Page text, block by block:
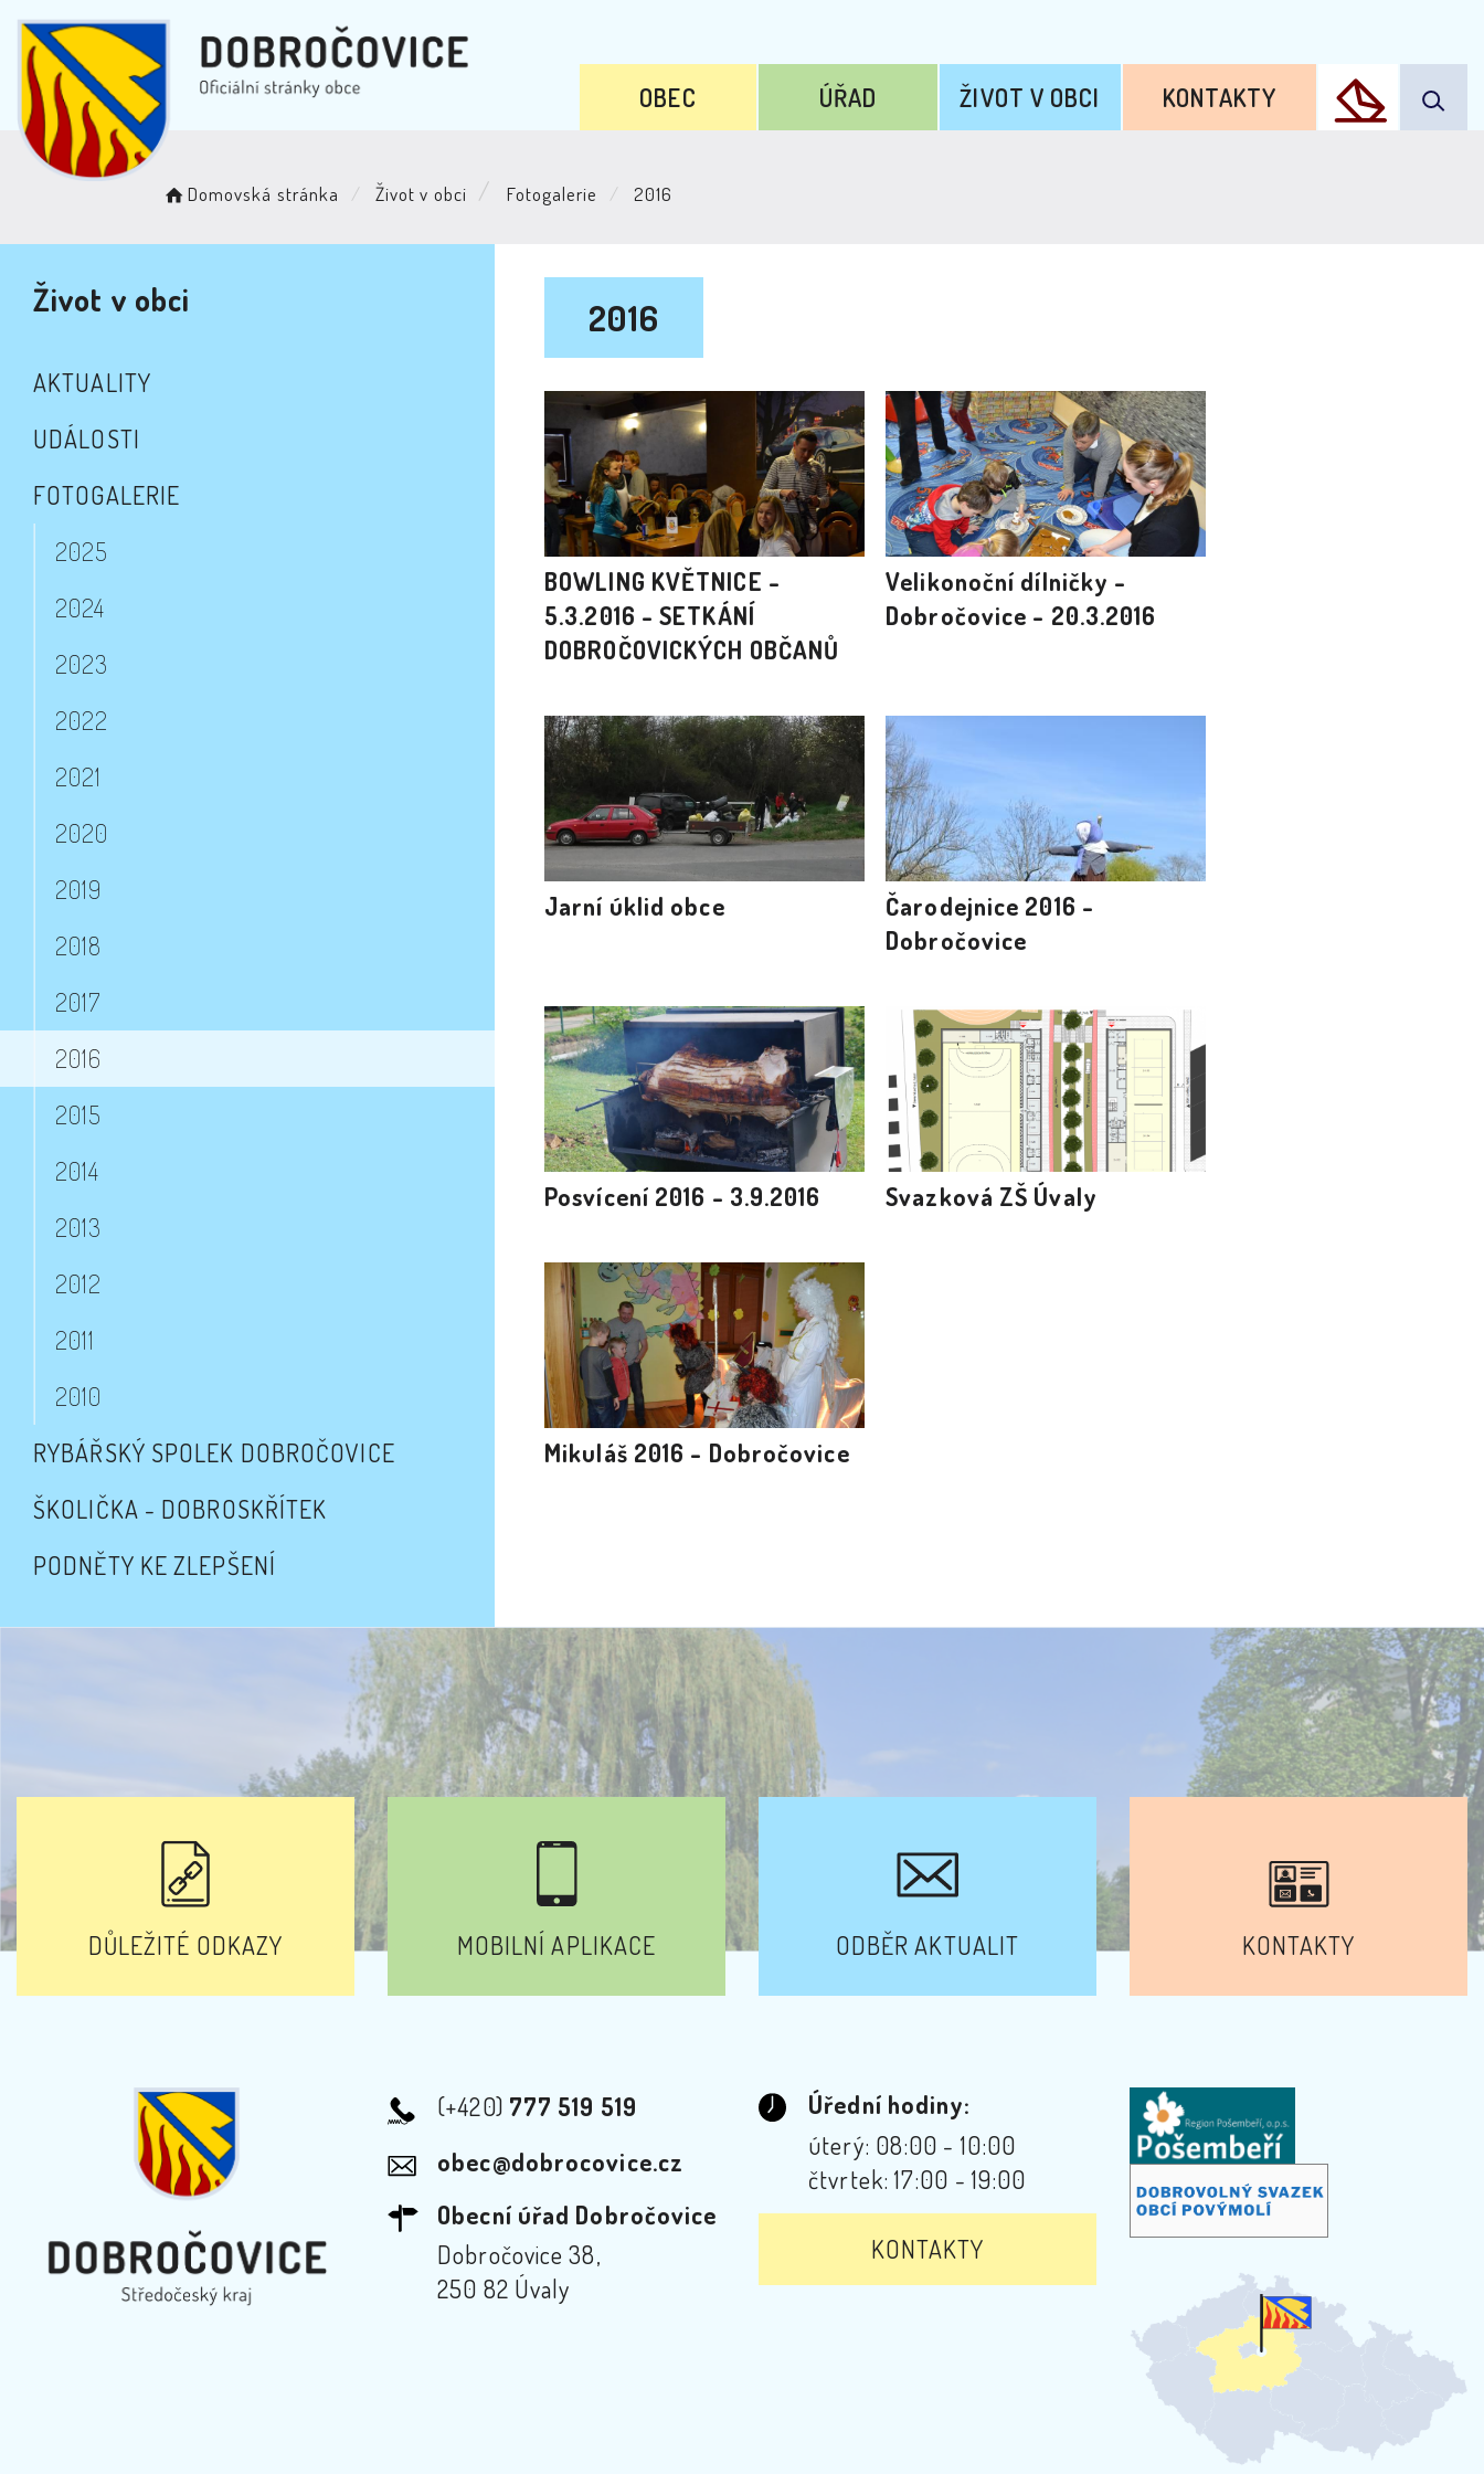
OBEC ÚŘAD ŽIVOT V OBCI KONTAKTY
Domovská stránka Život v obci Fotogalerie 2016
Život v obci
AKTUALITY
UDÁLOSTI
FOTOGALERIE
2025
2024
2023
2022
2021
2020
2019
2018
2017
2016
2015
2014
2013
2012
2011
2010
RYBÁŘSKÝ SPOLEK DOBROČOVICE
ŠKOLIČKA - DOBROSKŘÍTEK
PODNĚTY KE ZLEPŠENÍ
2016
BOWLING KVĚTNICE -
5.3.2016 - SETKÁNÍ
DOBROČOVICKÝCH OBČANŮ
Velikonoční dílničky -
Dobročovice - 20.3.2016
Jarní úklid obce
Čarodejnice 2016 -
Dobročovice
Posvícení 2016 - 3.9.2016 Svazková ZŠ Úvaly
Mikuláš 2016 - Dobročovice
DŮLEŽITÉ ODKAZY MOBILNÍ APLIKACE ODBĚR AKTUALIT KONTAKTY
(+420) 777 519 519
obec@dobrocovice.cz
Obecní úřad Dobročovice
Dobročovice 38,
250 82 Úvaly
Úřední hodiny:
úterý: 08:00 - 10:00
čtvrtek: 17:00 - 19:00
KONTAKTY